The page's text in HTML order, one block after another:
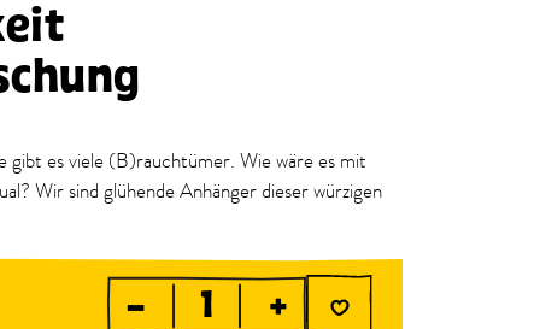
gibt es viele (B)rauchtümer. Wie wäre es mit
Wir sind glühende Anhänger dieser würzigen
– +